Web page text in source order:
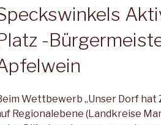
-
Wettbewerb „Unser Dorf
Regionalebene (Landkreise